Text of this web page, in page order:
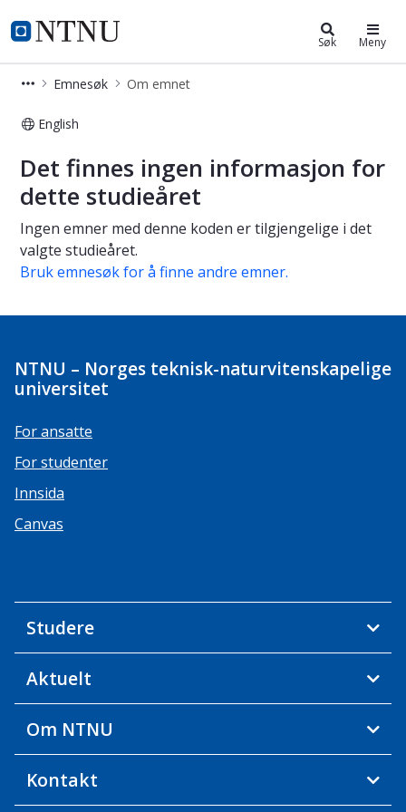
NTNU Hjemmeside
Studier Søk Meny
Emnesøk Om emnet
English
Om emnet
Det finnes ingen informasjon for
dette studieåret
Ingen emner med denne koden er tilgjengelige i det
valgte studieåret.
Bruk emnesøk for å finne andre emner.
NTNU – Norges teknisk-naturvitenskapelige
universitet
For ansatte
For studenter
Innsida
Canvas
Studere
Aktuelt
Om NTNU
Kontakt